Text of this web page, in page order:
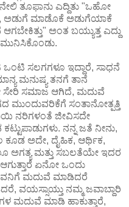
ತೂಫಾನು ಎದ್ದಿತು "ಒಹೋ
ಅಡುಗೆ ಮಾಡೊಕೆ ಅಡುಗೆಯಾಕೆ
ಅಂತ ಬಯ್ಯುತ್ತ ಎದ್ದು
ಸಲಗಗಳೂ ಇದ್ದಾರೆ, ಸಾಧನೆ
ಮನುಷ್ಯ ತನಗೆ ತಾನೆ
ಸೇರಿ ಸಮಾಜ ಆಗಿದೆ, ಮದುವೆ
ಮುಂದುವರಿಕೆಗೆ ಸಂತಾನೋತ್ಪತ್ತಿ
ನರಿಗಳಂತೆ ಜೀವಿಸದೇ
ನನ್ನ ಜತೆ ನೀನು,
ಕೂಡ ಅದೇ, ದೈಹಿಕ, ಆರ್ಥಿಕ,
ಅಗತ್ಯ ಮತ್ತು ಸಬಲತೆಯೇ ಇದರ
ಏನೋ ಒಂದು
ಮದುವೆ ಮಾಡಿದರೆ
ವಯಸ್ಸಾಯ್ತು ನಮ್ಮ ಜವಾಬ್ದಾರಿ
ಮದುವೆ ಮಾಡಿ ಹಾಕುತ್ತಾರೆ,